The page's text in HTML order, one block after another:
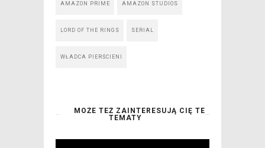
AMAZON PRIME AMAZON STUDIOS
LORD OF THE RINGS SERIAL
WŁADCA PIERŚCIENI
MOŻE TEŻ ZAINTERESUJĄ CIĘ TE
TEMATY